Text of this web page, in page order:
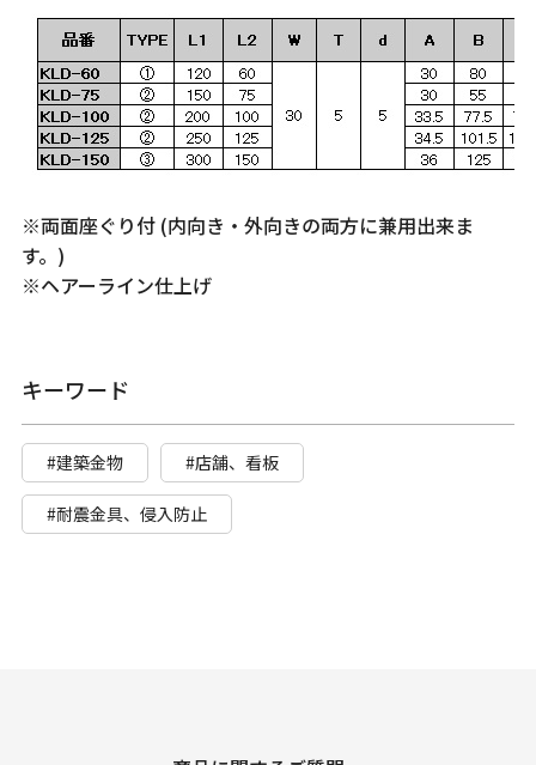
※両面座ぐり付 (内向き・外向きの両方に兼用出来ま
す。)
※ヘアーライン仕上げ
キーワード
#建築金物 #店舗、看板
#耐震金具、侵入防止